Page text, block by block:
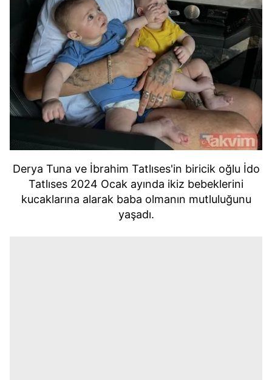
Derya Tuna ve İbrahim Tatlıses'in biricik oğlu İdo
Tatlıses 2024 Ocak ayında ikiz bebeklerini
kucaklarına alarak baba olmanın mutluluğunu
yaşadı.